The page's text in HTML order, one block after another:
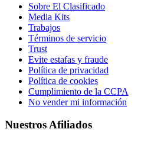
Sobre El Clasificado
Media Kits
Trabajos
Términos de servicio
Trust
Evite estafas y fraude
Política de privacidad
Política de cookies
Cumplimiento de la CCPA
No vender mi información
Nuestros Afiliados